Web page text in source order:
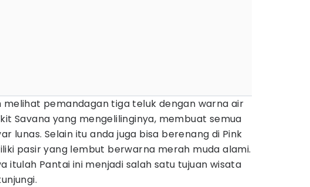
melihat pemandagan tiga teluk dengan warna air
Savana yang mengelilinginya, membuat semua
lunas. Selain itu anda juga bisa berenang di Pink
pasir yang lembut berwarna merah muda alami.
itulah Pantai ini menjadi salah satu tujuan wisata